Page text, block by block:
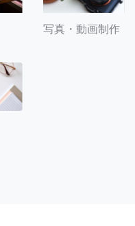
写真・動画制作